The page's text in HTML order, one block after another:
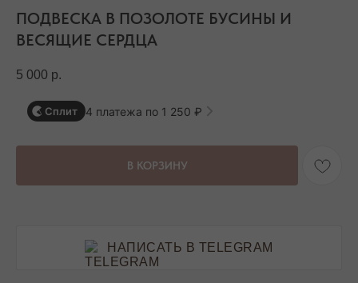
ПОДВЕСКА В ПОЗОЛОТЕ БУСИНЫ И
ВЕСЯЩИЕ СЕРДЦА
5 000 р.
Сплит 4 платежа по 1 250 ₽
В КОРЗИНУ
НАПИСАТЬ В TELEGRAM